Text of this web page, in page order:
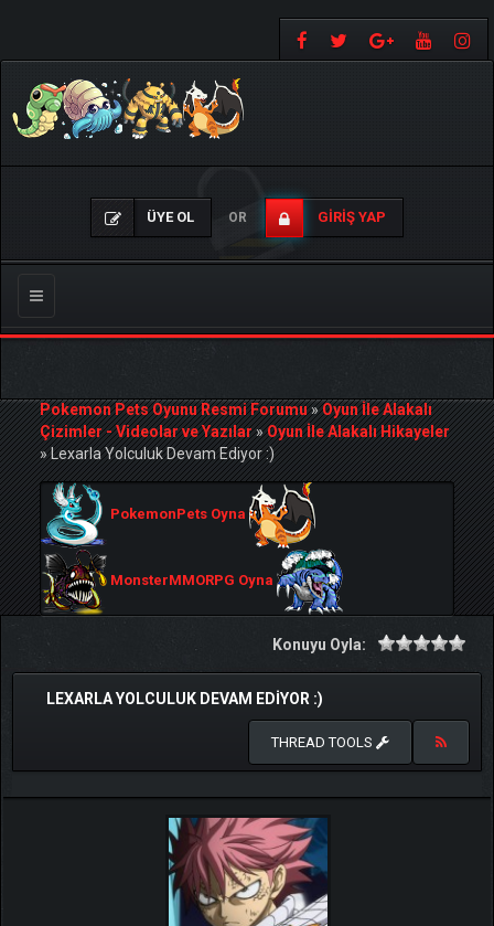
ÜYE OL OR GIRIŞ YAP
Gezinmeyi
Değiştir
Pokemon Pets Oyunu Resmi Forumu»Oyun İle Alakalı
Çizimler - Videolar ve Yazılar»Oyun İle Alakalı Hikayeler
»Lexarla Yolculuk Devam Ediyor :)
PokemonPets Oyna
MonsterMMORPG Oyna
Konuyu Oyla:
LEXARLA YOLCULUK DEVAM EDIYOR :)
THREAD TOOLS